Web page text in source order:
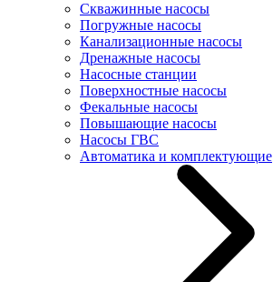
Скважинные насосы
Погружные насосы
Канализационные насосы
Дренажные насосы
Насосные станции
Поверхностные насосы
Фекальные насосы
Повышающие насосы
Насосы ГВС
Автоматика и комплектующие